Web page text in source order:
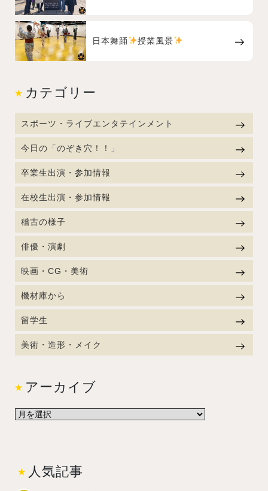
日本舞踊 授業風景
カテゴリー
スポーツ・ライブエンタテインメント
今日の「のぞき穴！！」
卒業生出演・参加情報
在校生出演・参加情報
稽古の様子
俳優・演劇
映画・CG・美術
機材庫から
留学生
美術・造形・メイク
アーカイブ
人気記事